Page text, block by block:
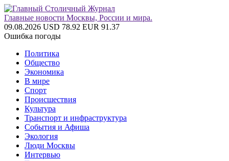
Главные новости Москвы, России и мира.
09.08.2026 USD 78.92 EUR 91.37
Ошибка погоды
Политика
Общество
Экономика
В мире
Спорт
Происшествия
Культура
Транспорт и инфраструктура
События и Афиша
Экология
Люди Москвы
Интервью